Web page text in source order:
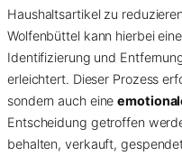
Haushaltsartikel zu
Wolfenbüttel kann hierbei
Identifizierung und
erleichtert. Dieser Prozess
sondern auch eine
Entscheidung getroffen
behalten, verkauft,